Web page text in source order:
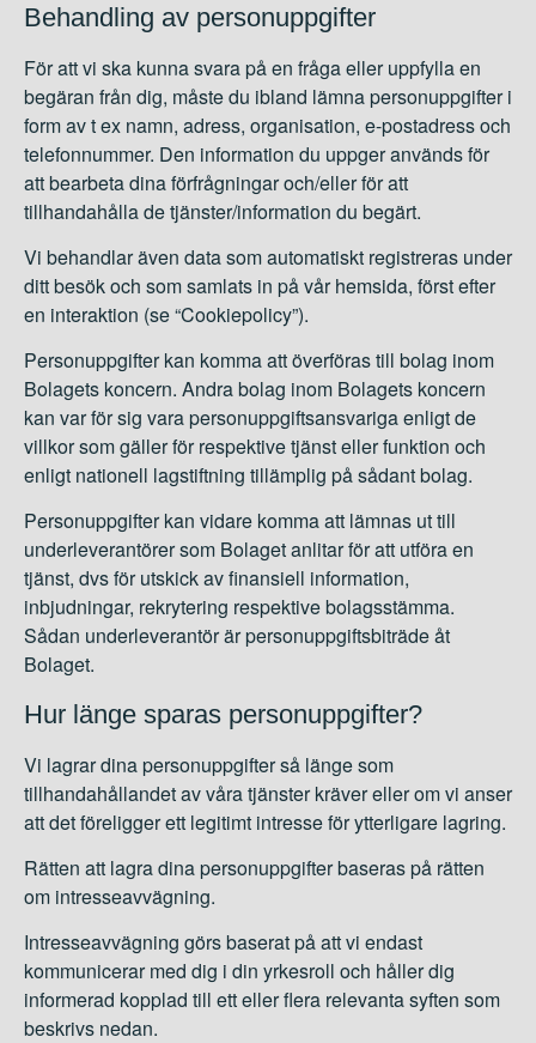
Behandling av personuppgifter
För att vi ska kunna svara på en fråga eller uppfylla en
begäran från dig, måste du ibland lämna personuppgifter i
form av t ex namn, adress, organisation, e-postadress och
telefonnummer. Den information du uppger används för
att bearbeta dina förfrågningar och/eller för att
tillhandahålla de tjänster/information du begärt.
Vi behandlar även data som automatiskt registreras under
ditt besök och som samlats in på vår hemsida, först efter
en interaktion (se “Cookiepolicy”).
Personuppgifter kan komma att överföras till bolag inom
Bolagets koncern. Andra bolag inom Bolagets koncern
kan var för sig vara personuppgiftsansvariga enligt de
villkor som gäller för respektive tjänst eller funktion och
enligt nationell lagstiftning tillämplig på sådant bolag.
Personuppgifter kan vidare komma att lämnas ut till
underleverantörer som Bolaget anlitar för att utföra en
tjänst, dvs för utskick av finansiell information,
inbjudningar, rekrytering respektive bolagsstämma.
Sådan underleverantör är personuppgiftsbiträde åt
Bolaget.
Hur länge sparas personuppgifter?
Vi lagrar dina personuppgifter så länge som
tillhandahållandet av våra tjänster kräver eller om vi anser
att det föreligger ett legitimt intresse för ytterligare lagring.
Rätten att lagra dina personuppgifter baseras på rätten
om intresseavvägning.
Intresseavvägning görs baserat på att vi endast
kommunicerar med dig i din yrkesroll och håller dig
informerad kopplad till ett eller flera relevanta syften som
beskrivs nedan.